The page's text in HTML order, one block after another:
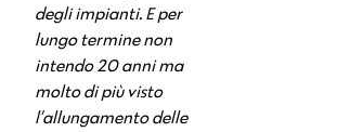
degli impianti. E per
lungo termine non
intendo 20 anni ma
molto di più visto
l’allungamento delle